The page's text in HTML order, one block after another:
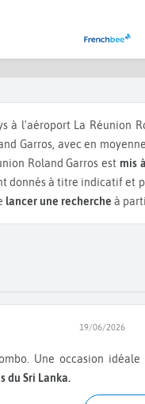
à l'aéroport La Réunion
Garros, avec en
Roland Garros est mis
donnés à titre indicatif et
lancer une recherche à
19/06/2026
Une occasion idéale
du Sri Lanka.